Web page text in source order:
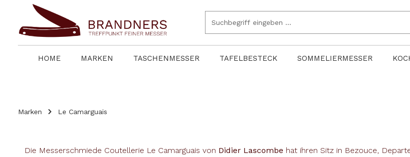
Zur Hauptnavigation springen
HOME MARKEN TASCHENMESSER TAFELBESTECK SOMMELIERMESSER
Marken Le Camarguais
Die Messerschmiede Coutellerie Le Camarguais von Didier Lascombe hat ihren Sitz in Bezouce,